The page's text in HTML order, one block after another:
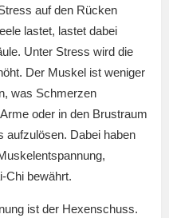
auf den Rücken
lastet, lastet dabei
Unter Stress wird die
Der Muskel ist weniger
was Schmerzen
oder in den Brustraum
aufzulösen. Dabei haben
Chi bewährt.
ist der Hexenschuss.